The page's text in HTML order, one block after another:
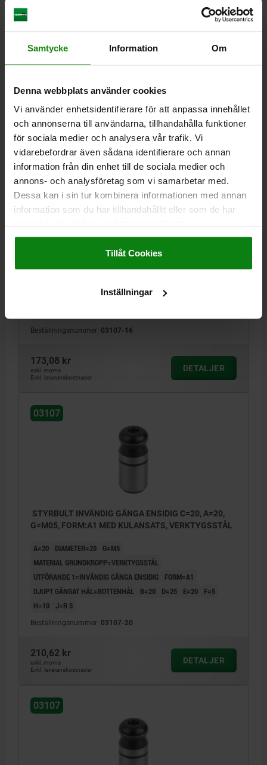
Samtycke Information Om
Denna webbplats använder cookies
Vi använder enhetsidentifierare för att anpassa innehållet
och annonserna till användarna, tillhandahålla funktioner
för sociala medier och analysera vår trafik. Vi
vidarebefordrar även sådana identifierare och annan
information från din enhet till de sociala medier och
annons- och analysföretag som vi samarbetar med.
Dessa kan i sin tur kombinera informationen med annan
information som du har tillhandahållit eller som de har
Impressum|Dataskydd|AGB
Tillåt Cookies
Inställningar
F=3,5
170,74 kr
03107
G=M5
MATERIAL GRUNDKROPP=VERKTYGSSTÅL
DJUPT GÄNGAT HÅL=BOTTENHÅL
B=16 D=20
Beställningsnummer: 03107-16
173,08 kr
exkl. moms
Exkl. leveranskostnader
DETALJER
03107
STYRBULT INVÄNDIG GÄNGA ENSIDIG C=20, A=20,
G=M05, FORM:A1 MED KULANSATS, VERKTYGSSTÅL
A=20 DIAMETER=20
G=M5
MATERIAL GRUNDKROPP=VERKTYGSSTÅL
UTFÖRANDE 1=INVÄNDIG GÄNGA ENSIDIG
FORM=A1
DJUPT GÄNGAT HÅL=BOTTENHÅL
B=20 D=25 E=20
F=5
H=10
J=R 5
Beställningsnummer: 03107-20
210,62 kr
exkl. moms
Exkl. leveranskostnader
DETALJER
03107